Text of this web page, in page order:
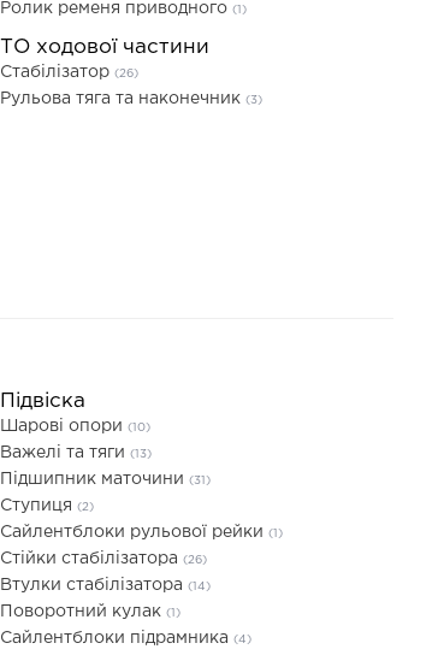
Ролик ременя приводного (1)
ТО ходової частини
Стабілізатор (26)
Рульова тяга та наконечник (3)
Підвіска
Шарові опори (10)
Важелі та тяги (13)
Підшипник маточини (31)
Ступиця (2)
Сайлентблоки рульової рейки (1)
Стійки стабілізатора (26)
Втулки стабілізатора (14)
Поворотний кулак (1)
Сайлентблоки підрамника (4)